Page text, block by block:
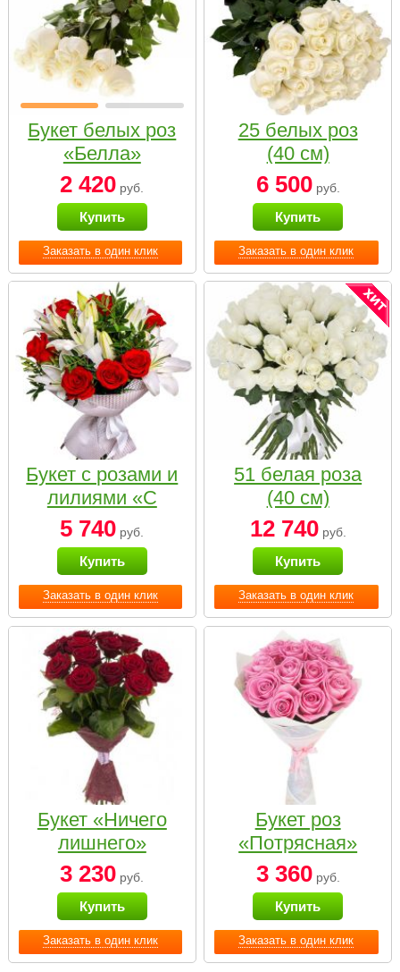
Заказать в один клик
Букет белых роз
«Белла»
2 420 руб.
Купить
Заказать в один клик
25 белых роз
(40 см)
6 500руб.
Купить
Заказать в один клик
Букет с розами и
лилиями «С
наилучшими
пожеланиями»
5 740 руб.
Купить
Заказать в один клик
51 белая роза
(40 см)
12 740руб.
Купить
Заказать в один клик
Букет «Ничего
лишнего»
3 230 руб.
Купить
Заказать в один клик
Букет роз
«Потрясная»
3 360руб.
Купить